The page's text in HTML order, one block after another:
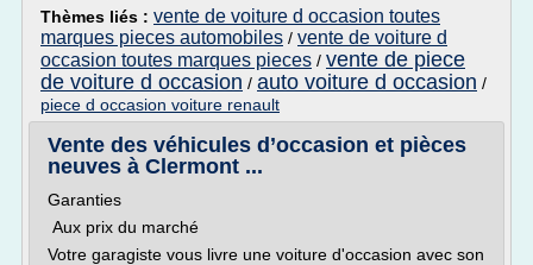
Thèmes liés : vente de voiture d occasion toutes
marques pieces automobiles / vente de voiture d
occasion toutes marques pieces / vente de piece
de voiture d occasion / auto voiture d occasion /
piece d occasion voiture renault
Vente des véhicules d’occasion et pièces
neuves à Clermont ...
Garanties
Aux prix du marché
Votre garagiste vous livre une voiture d'occasion avec son